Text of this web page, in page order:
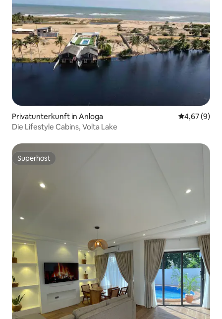
Privatunterkunft in Anloga
4,67 (9)
Die Lifestyle Cabins, Volta Lake
Superhost
Superhost